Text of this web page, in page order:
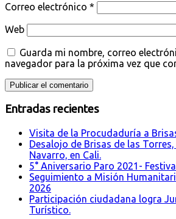
Correo electrónico *
Web
Guarda mi nombre, correo
navegador para la próxima vez que
Entradas recientes
Visita de la Procudaduría a
Desalojo de Brisas de las
Navarro, en Cali.
5° Aniversario Paro 2021-
Seguimiento a Misión
2026
Participación ciudadana logra
Turístico.